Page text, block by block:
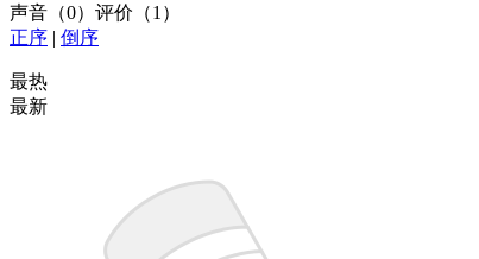
声音 （0） 评价 （1 ）
正序 | 倒序
最热
最新